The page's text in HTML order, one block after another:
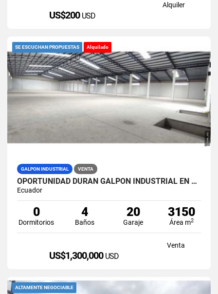
Alquiler
US$200 USD
SE ESCUCHAN PROPUESTAS Alquilado
GALPON INDUSTRIAL VENTA
OPORTUNIDAD DURAN GALPON INDUSTRIAL EN VENTA LAS BRISAS
Ecuador
0
Dormitorios
4
Baños
20
Garaje
3150
Área m2
Venta
US$1,300,000 USD
ALTAMENTE NEGOCIABLE